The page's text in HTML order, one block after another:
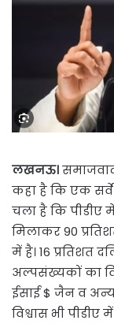
लखनऊ।
कहा है कि एक
चला है कि पीडीए
मिलाकर 90
में है। 16 प्रतिशत
अल्पसंख्यकों का
ईसाई $ जैन व अन्य
विश्वास भी